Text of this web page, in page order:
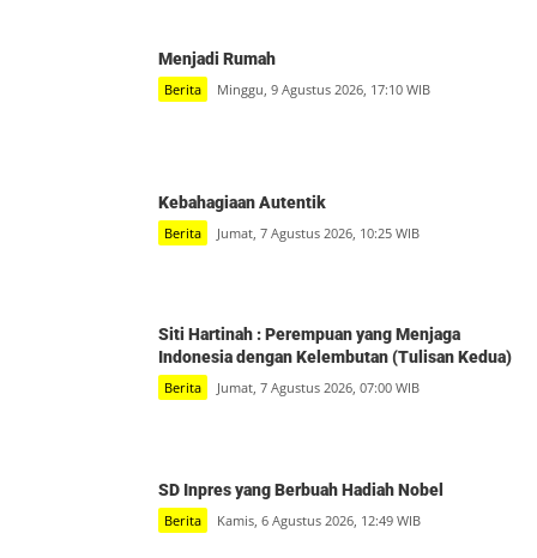
Menjadi Rumah
Berita Minggu, 9 Agustus 2026, 17:10 WIB
Kebahagiaan Autentik
Berita Jumat, 7 Agustus 2026, 10:25 WIB
Siti Hartinah : Perempuan yang Menjaga
Indonesia dengan Kelembutan (Tulisan Kedua)
Berita Jumat, 7 Agustus 2026, 07:00 WIB
SD Inpres yang Berbuah Hadiah Nobel
Berita Kamis, 6 Agustus 2026, 12:49 WIB